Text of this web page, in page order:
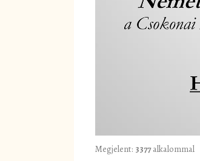
Megjelent: 3377alkalommal